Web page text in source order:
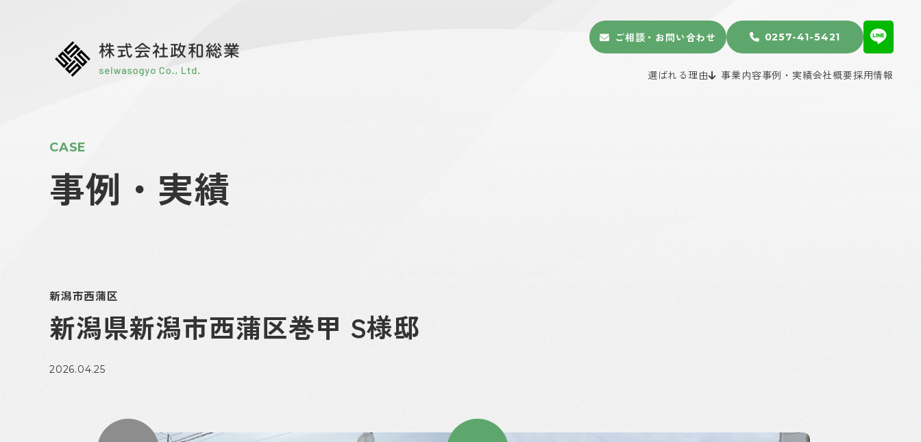
ご相談・お問い合わせ 0257-41-5421
選ばれる理由 事業内容事例・実績会社概要採用情報
内部解体工事
産業廃棄物収集運搬業務
残土運搬業務
除雪業務
CASE
事例・実績
新潟市西蒲区
新潟県新潟市西蒲区巻甲 S様邸
2026.04.25